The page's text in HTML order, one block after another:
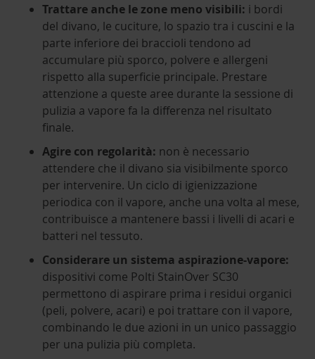
Trattare anche le zone meno visibili: i bordi
del divano, le cuciture, lo spazio tra i cuscini e la
parte inferiore dei braccioli tendono ad
accumulare più sporco, polvere e allergeni
rispetto alla superficie principale. Prestare
attenzione a queste aree durante la sessione di
pulizia a vapore fa la differenza nel risultato
finale.
Agire con regolarità: non è necessario
attendere che il divano sia visibilmente sporco
per intervenire. Un ciclo di igienizzazione
periodica con il vapore, anche una volta al mese,
contribuisce a mantenere bassi i livelli di acari e
batteri nel tessuto.
Considerare un sistema aspirazione-vapore:
dispositivi come Polti StainOver SC30
permettono di aspirare prima i residui organici
(peli, polvere, acari) e poi trattare con il vapore,
combinando le due azioni in un unico passaggio
per una pulizia più completa.